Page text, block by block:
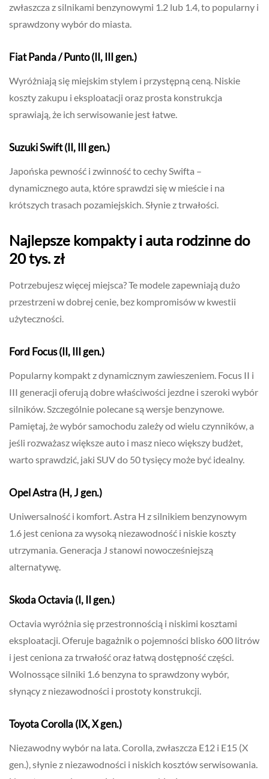
zwłaszcza z silnikami benzynowymi 1.2 lub 1.4, to popularny i
sprawdzony wybór do miasta.
Fiat Panda / Punto (II, III gen.)
Wyróżniają się miejskim stylem i przystępną ceną. Niskie
koszty zakupu i eksploatacji oraz prosta konstrukcja
sprawiają, że ich serwisowanie jest łatwe.
Suzuki Swift (II, III gen.)
Japońska pewność i zwinność to cechy Swifta –
dynamicznego auta, które sprawdzi się w mieście i na
krótszych trasach pozamiejskich. Słynie z trwałości.
Najlepsze kompakty i auta rodzinne do
20 tys. zł
Potrzebujesz więcej miejsca? Te modele zapewniają dużo
przestrzeni w dobrej cenie, bez kompromisów w kwestii
użyteczności.
Ford Focus (II, III gen.)
Popularny kompakt z dynamicznym zawieszeniem. Focus II i
III generacji oferują dobre właściwości jezdne i szeroki wybór
silników. Szczególnie polecane są wersje benzynowe.
Pamiętaj, że wybór samochodu zależy od wielu czynników, a
jeśli rozważasz większe auto i masz nieco większy budżet,
warto sprawdzić, jaki SUV do 50 tysięcy może być idealny.
Opel Astra (H, J gen.)
Uniwersalność i komfort. Astra H z silnikiem benzynowym
1.6 jest ceniona za wysoką niezawodność i niskie koszty
utrzymania. Generacja J stanowi nowocześniejszą
alternatywę.
Skoda Octavia (I, II gen.)
Octavia wyróżnia się przestronnością i niskimi kosztami
eksploatacji. Oferuje bagażnik o pojemności blisko 600 litrów
i jest ceniona za trwałość oraz łatwą dostępność części.
Wolnossące silniki 1.6 benzyna to sprawdzony wybór,
słynący z niezawodności i prostoty konstrukcji.
Toyota Corolla (IX, X gen.)
Niezawodny wybór na lata. Corolla, zwłaszcza E12 i E15 (X
gen.), słynie z niezawodności i niskich kosztów serwisowania.